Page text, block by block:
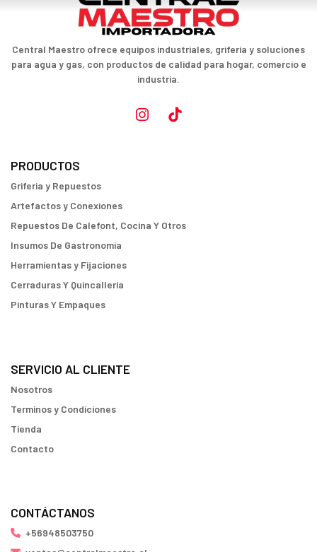
Central Maestro ofrece equipos industriales, grifería y soluciones
para agua y gas, con productos de calidad para hogar, comercio e
industria.
PRODUCTOS
Griferia y Repuestos
Artefactos y Conexiones
Repuestos De Calefont, Cocina Y Otros
Insumos De Gastronomia
Herramientas y Fijaciones
Cerraduras Y Quincallería
Pinturas Y Empaques
SERVICIO AL CLIENTE
Nosotros
Terminos y Condiciones
Tienda
Contacto
CONTÁCTANOS
+56948503750